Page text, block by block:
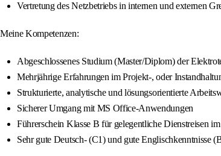
Vertretung des Netzbetriebs in internen und externen
Meine Kompetenzen:
Abgeschlossenes Studium (Master/Diplom) der
Mehrjährige Erfahrungen im Projekt-, oder
Strukturierte, analytische und lösungsorientierte
Sicherer Umgang mit MS Office-Anwendungen
Führerschein Klasse B für gelegentliche Dienstreisen
Sehr gute Deutsch- (C1) und gute Englischkenntnisse